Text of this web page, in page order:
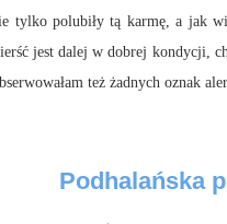
tylko polubiły tą karmę, a jak
jest dalej w dobrej kondycji,
też żadnych oznak
Podhalańska